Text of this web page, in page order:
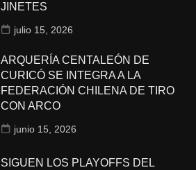
JINETES
julio 15, 2026
ARQUERÍA CENTALEÓN DE
CURICÓ SE INTEGRA A LA
FEDERACIÓN CHILENA DE TIRO
CON ARCO
junio 15, 2026
SIGUEN LOS PLAYOFFS DEL